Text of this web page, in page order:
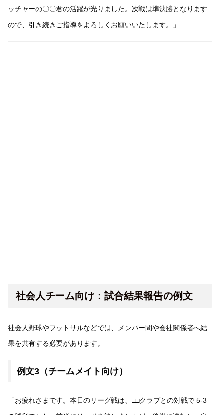
ッチャーの〇〇君の活躍が光りました。次戦は準決勝となります
ので、引き続きご指導をよろしくお願いいたします。」
社会人チーム向け：試合結果報告の例文
社会人野球やフットサルなどでは、メンバー間や会社関係者へ結
果を共有する必要があります。
例文3（チームメイト向け）
「お疲れさまです。本日のリーグ戦は、□□クラブとの対戦で 5-3